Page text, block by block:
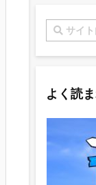
よく読